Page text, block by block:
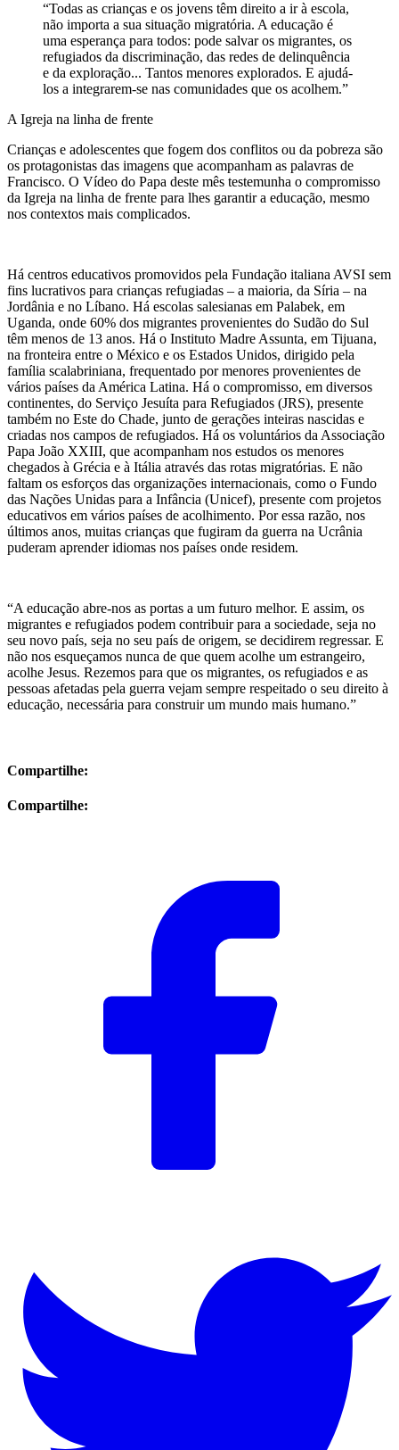
“Todas as crianças e os jovens têm direito a ir à escola,
não importa a sua situação migratória. A educação é
uma esperança para todos: pode salvar os migrantes, os
refugiados da discriminação, das redes de delinquência
e da exploração... Tantos menores explorados. E ajudá-
los a integrarem-se nas comunidades que os acolhem.”
A Igreja na linha de frente
Crianças e adolescentes que fogem dos conflitos ou da pobreza são
os protagonistas das imagens que acompanham as palavras de
Francisco. O Vídeo do Papa deste mês testemunha o compromisso
da Igreja na linha de frente para lhes garantir a educação, mesmo
nos contextos mais complicados.
Há centros educativos promovidos pela Fundação italiana AVSI sem
fins lucrativos para crianças refugiadas – a maioria, da Síria – na
Jordânia e no Líbano. Há escolas salesianas em Palabek, em
Uganda, onde 60% dos migrantes provenientes do Sudão do Sul
têm menos de 13 anos. Há o Instituto Madre Assunta, em Tijuana,
na fronteira entre o México e os Estados Unidos, dirigido pela
família scalabriniana, frequentado por menores provenientes de
vários países da América Latina. Há o compromisso, em diversos
continentes, do Serviço Jesuíta para Refugiados (JRS), presente
também no Este do Chade, junto de gerações inteiras nascidas e
criadas nos campos de refugiados. Há os voluntários da Associação
Papa João XXIII, que acompanham nos estudos os menores
chegados à Grécia e à Itália através das rotas migratórias. E não
faltam os esforços das organizações internacionais, como o Fundo
das Nações Unidas para a Infância (Unicef), presente com projetos
educativos em vários países de acolhimento. Por essa razão, nos
últimos anos, muitas crianças que fugiram da guerra na Ucrânia
puderam aprender idiomas nos países onde residem.
“A educação abre-nos as portas a um futuro melhor. E assim, os
migrantes e refugiados podem contribuir para a sociedade, seja no
seu novo país, seja no seu país de origem, se decidirem regressar. E
não nos esqueçamos nunca de que quem acolhe um estrangeiro,
acolhe Jesus. Rezemos para que os migrantes, os refugiados e as
pessoas afetadas pela guerra vejam sempre respeitado o seu direito à
educação, necessária para construir um mundo mais humano.”
Compartilhe:
Compartilhe: